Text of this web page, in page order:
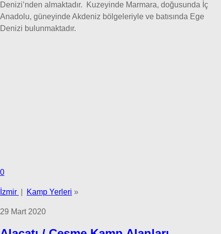
Denizi’nden almaktadır. Kuzeyinde Marmara, doğusunda İç
Anadolu, güneyinde Akdeniz bölgeleriyle ve batısında Ege
Denizi bulunmaktadır.
0
İzmir Kamp Yerleri »
29 Mart 2020